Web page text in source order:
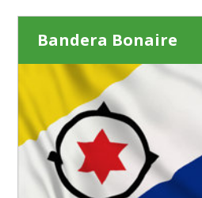
Bandera Bonaire